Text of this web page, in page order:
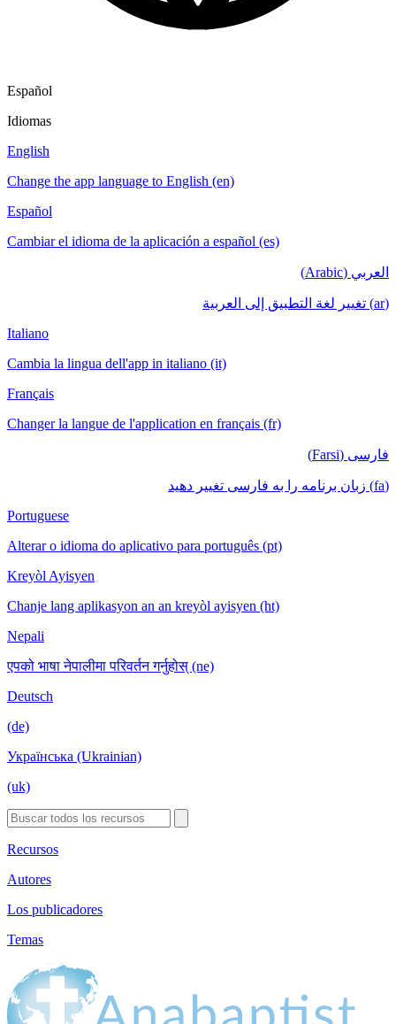
Español
Idiomas
English
Change the app language to English (en)
Español
Cambiar el idioma de la aplicación a español (es)
العربي (Arabic)
(ar) تغيير لغة التطبيق إلى العربية
Italiano
Cambia la lingua dell'app in italiano (it)
Français
Changer la langue de l'application en français (fr)
فارسی (Farsi)
(fa) زبان برنامه را به فارسی تغییر دهید
Portuguese
Alterar o idioma do aplicativo para português (pt)
Kreyòl Ayisyen
Chanje lang aplikasyon an an kreyòl ayisyen (ht)
Nepali
एपको भाषा नेपालीमा परिवर्तन गर्नुहोस् (ne)
Deutsch
(de)
Українська (Ukrainian)
(uk)
Recursos
Autores
Los publicadores
Temas